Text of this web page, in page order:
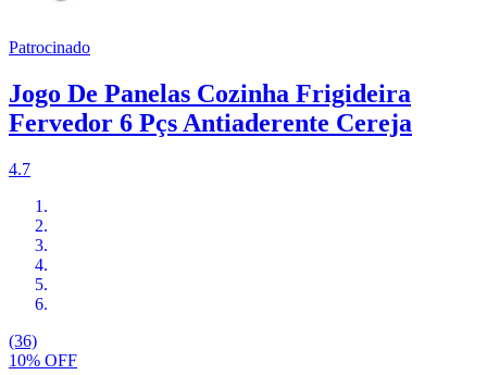
Patrocinado
Jogo De Panelas Cozinha Frigideira
Fervedor 6 Pçs Antiaderente Cereja
4.7
(36)
10% OFF